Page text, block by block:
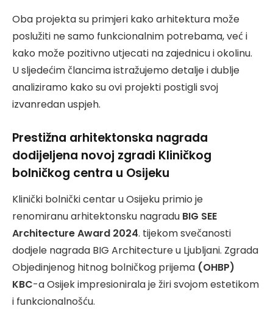
Oba projekta su primjeri kako arhitektura može
poslužiti ne samo funkcionalnim potrebama, već i
kako može pozitivno utjecati na zajednicu i okolinu.
U sljedećim člancima istražujemo detalje i dublje
analiziramo kako su ovi projekti postigli svoj
izvanredan uspjeh.
Prestižna arhitektonska nagrada
dodijeljena novoj zgradi Kliničkog
bolničkog centra u Osijeku
Klinički bolnički centar u Osijeku primio je
renomiranu arhitektonsku nagradu BIG SEE
Architecture Award 2024. tijekom svečanosti
dodjele nagrada BIG Architecture u Ljubljani. Zgrada
Objedinjenog hitnog bolničkog prijema (OHBP)
KBC-a Osijek impresionirala je žiri svojom estetikom
i funkcionalnošću.